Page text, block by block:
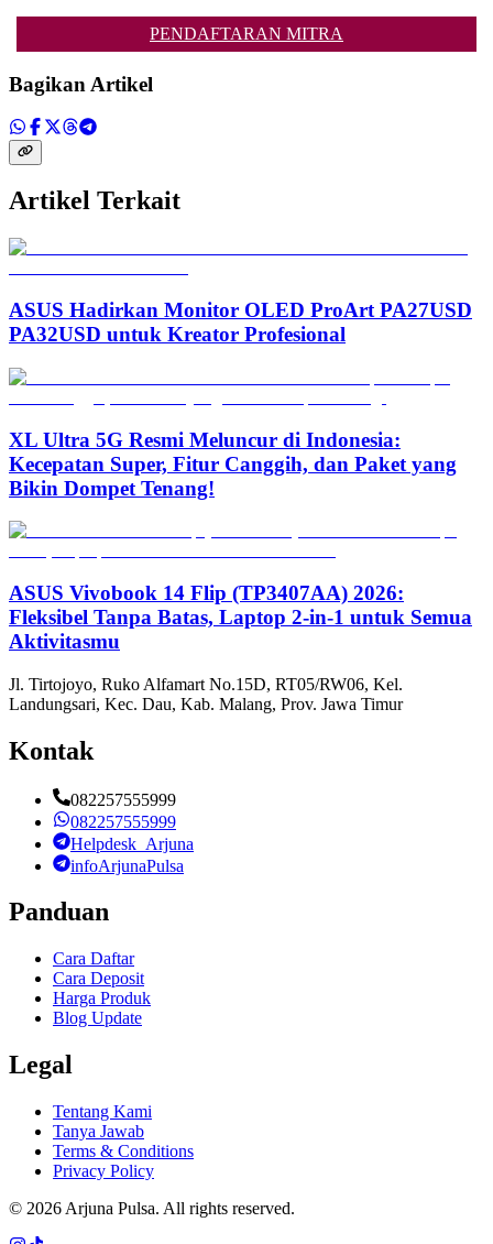
PENDAFTARAN MITRA
Bagikan Artikel
Artikel Terkait
ASUS Hadirkan Monitor OLED ProArt PA27USD
PA32USD untuk Kreator Profesional
XL Ultra 5G Resmi Meluncur di Indonesia:
Kecepatan Super, Fitur Canggih, dan Paket yang
Bikin Dompet Tenang!
ASUS Vivobook 14 Flip (TP3407AA) 2026:
Fleksibel Tanpa Batas, Laptop 2-in-1 untuk Semua
Aktivitasmu
Jl. Tirtojoyo, Ruko Alfamart No.15D, RT05/RW06, Kel.
Landungsari, Kec. Dau, Kab. Malang, Prov. Jawa Timur
Kontak
082257555999
082257555999
Helpdesk_Arjuna
infoArjunaPulsa
Panduan
Cara Daftar
Cara Deposit
Harga Produk
Blog Update
Legal
Tentang Kami
Tanya Jawab
Terms & Conditions
Privacy Policy
© 2026 Arjuna Pulsa. All rights reserved.